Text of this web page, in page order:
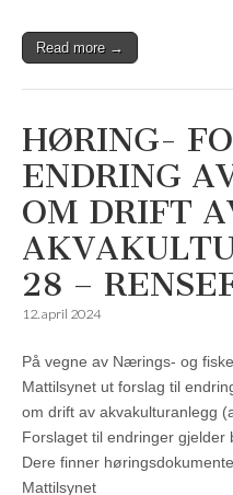
Read more →
HØRING-
ENDRING
OM DRIFT
28 –
12. april 2024
På vegne av Nærings- og
Mattilsynet ut forslag til
om drift av akvakulturanlegg
Forslaget til endringer gjelder
Dere finner
Mattilsynet